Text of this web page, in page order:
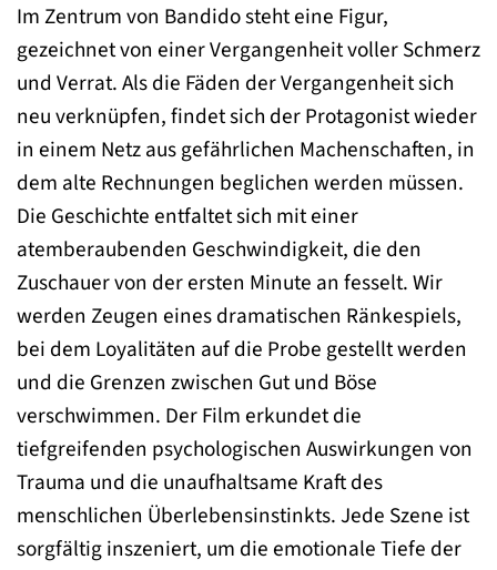
Im Zentrum von Bandido steht eine Figur,
gezeichnet von einer Vergangenheit voller Schmerz
und Verrat. Als die Fäden der Vergangenheit sich
neu verknüpfen, findet sich der Protagonist wieder
in einem Netz aus gefährlichen Machenschaften, in
dem alte Rechnungen beglichen werden müssen.
Die Geschichte entfaltet sich mit einer
atemberaubenden Geschwindigkeit, die den
Zuschauer von der ersten Minute an fesselt. Wir
werden Zeugen eines dramatischen Ränkespiels,
bei dem Loyalitäten auf die Probe gestellt werden
und die Grenzen zwischen Gut und Böse
verschwimmen. Der Film erkundet die
tiefgreifenden psychologischen Auswirkungen von
Trauma und die unaufhaltsame Kraft des
menschlichen Überlebensinstinkts. Jede Szene ist
sorgfältig inszeniert, um die emotionale Tiefe der